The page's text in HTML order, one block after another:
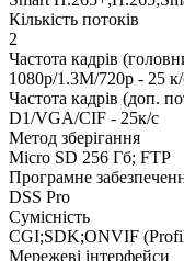
Кількість потоків
2
Частота кадрів
1080p/1.3M/720p - 25
Частота кадрів (доп.
D1/VGA/CIF - 25к/с
Метод зберігання
Micro SD 256 Гб; FTP
Програмне
DSS Pro
Сумісність
CGI;SDK;ONVIF
Мережеві інтерфейси